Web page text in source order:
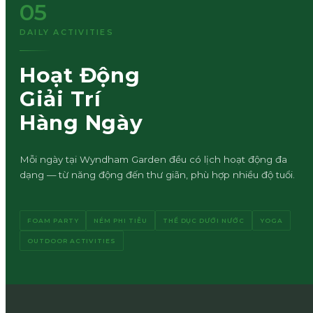
05
DAILY ACTIVITIES
Hoạt Động
Giải Trí
Hàng Ngày
Mỗi ngày tại Wyndham Garden đều có lịch hoạt động đa
dạng — từ năng động đến thư giãn, phù hợp nhiều độ tuổi.
FOAM PARTY NÉM PHI TIÊU THỂ DỤC DƯỚI NƯỚC YOGA
OUTDOOR ACTIVITIES